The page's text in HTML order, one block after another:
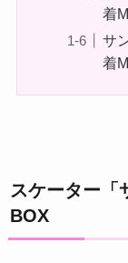
着M
サ
着M
スケーター「
BOX